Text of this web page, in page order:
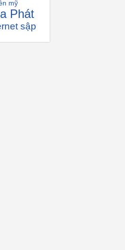
mỹ
Phát
sập